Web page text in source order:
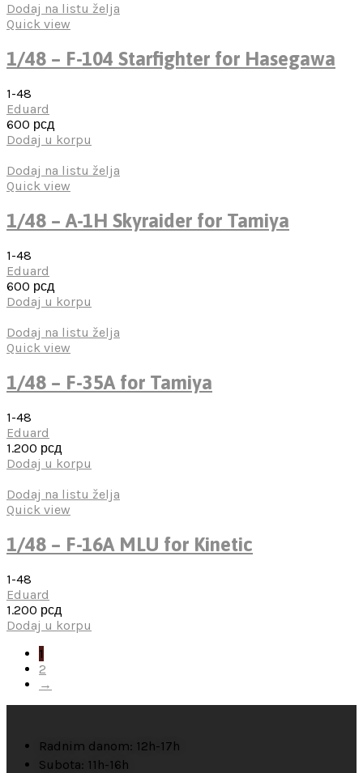
Dodaj na listu želja
Quick view
1/48 – F-104 Starfighter for Hasegawa
1-48
Eduard
600 рсд
Dodaj u korpu
Dodaj na listu želja
Quick view
1/48 – A-1H Skyraider for Tamiya
1-48
Eduard
600 рсд
Dodaj u korpu
Dodaj na listu želja
Quick view
1/48 – F-35A for Tamiya
1-48
Eduard
1.200 рсд
Dodaj u korpu
Dodaj na listu želja
Quick view
1/48 – F-16A MLU for Kinetic
1-48
Eduard
1.200 рсд
Dodaj u korpu
1
2
→
Radnim danom: 12h-17h
Subota: 11h-16h